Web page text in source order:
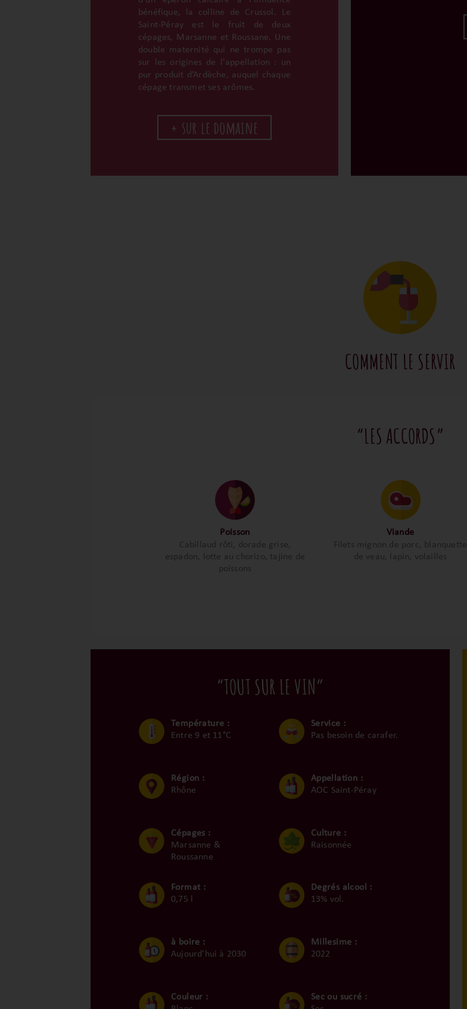
bénéfique, la colline de Crussol. Le
Saint-Péray est le fruit de deux
cépages, Marsanne et Roussane. Une
double maternité qui ne trompe pas
sur les origines de l'appellation : un
pur produit d’Ardèche, auquel chaque
cépage transmet ses arômes.
+ sur le domaine
COMMENT LE SERVIR
“LES ACCORDS”
Poisson
Cabillaud rôti, dorade grise,
espadon, lotte au chorizo, tajine de
poissons
Viande
Filets mignon de porc, blanquette
de veau, lapin, volailles
“TOUT SUR LE VIN”
Température :
Entre 9 et 11°C
Service :
Pas besoin de carafer.
Région :
Rhône
Appellation :
AOC Saint-Péray
Cépages :
Marsanne &
Roussanne
Culture :
Raisonnée
Format :
0,75 l
Degrés alcool :
13% vol.
à boire :
Aujourd'hui à 2030
Millesime :
2022
Couleur :
Sec ou sucré :